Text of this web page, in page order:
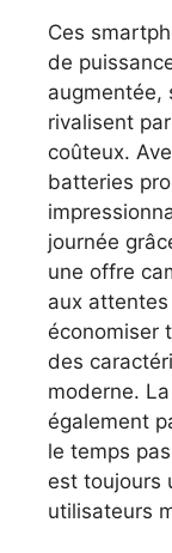
Ces
de
augmentée,
rivalisent
coûteux.
batteries
journée
une offre
aux
économiser
des
moderne. La
également
le temps
est toujours
utilisateurs